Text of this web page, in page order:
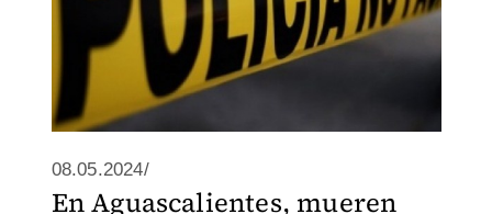
08.05.2024/
En Aguascalientes, mueren